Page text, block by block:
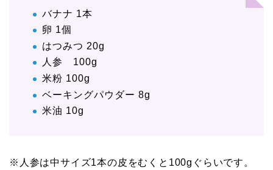
バナナ 1本
卵 1個
はつみつ 20g
人参 100g
米粉 100g
ベーキングパウダー 8g
米油 10g
※人参は中サイズ1本の皮をむくと100gぐらいです。